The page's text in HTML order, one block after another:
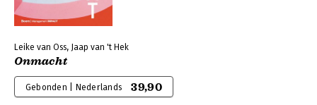
Leike van Oss, Jaap van 't Hek
Onmacht
Gebonden | Nederlands 39,90